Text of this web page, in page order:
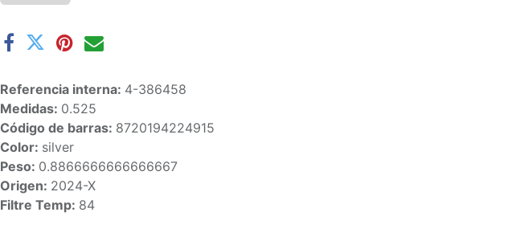
Referencia interna: 4-386458
Medidas: 0.525
Código de barras: 8720194224915
Color: silver
Peso: 0.8866666666666667
Origen: 2024-X
Filtre Temp: 84